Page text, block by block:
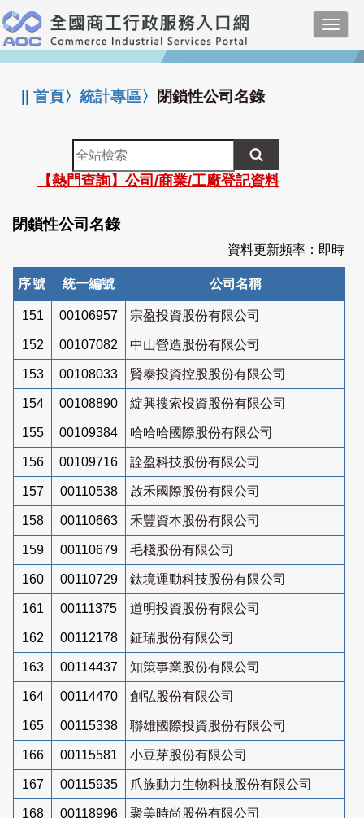
跳
到
主
要
:::
||首頁〉統計專區〉 閉鎖性公司名錄
全
站
檢
索
【熱門查詢】公司/商業/工廠登記資料
閉鎖性公司名錄
資料更新頻率：即時
序號 統一編號 公司名稱
151 00106957 宗盈投資股份有限公司
152 00107082 中山營造股份有限公司
153 00108033 賢泰投資控股股份有限公司
154 00108890 綻興搜索投資股份有限公司
155 00109384 哈哈哈國際股份有限公司
156 00109716 詮盈科技股份有限公司
157 00110538 啟禾國際股份有限公司
158 00110663 禾豐資本股份有限公司
159 00110679 毛棧股份有限公司
160 00110729 鈦境運動科技股份有限公司
161 00111375 道明投資股份有限公司
162 00112178 鉦瑞股份有限公司
163 00114437 知策事業股份有限公司
164 00114470 創弘股份有限公司
165 00115338 聯雄國際投資股份有限公司
166 00115581 小豆芽股份有限公司
167 00115935 爪族動力生物科技股份有限公司
168 00118996 聚美時尚股份有限公司